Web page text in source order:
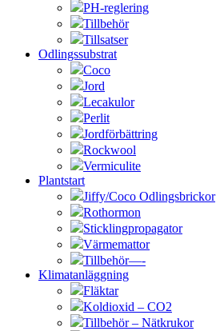
PH-reglering
Tillbehör
Tillsatser
Odlingssubstrat
Coco
Jord
Lecakulor
Perlit
Jordförbättring
Rockwool
Vermiculite
Plantstart
Jiffy/Coco Odlingsbrickor
Rothormon
Sticklingpropagator
Värmemattor
Tillbehör—-
Klimatanläggning
Fläktar
Koldioxid – CO2
Tillbehör – Nätkrukor